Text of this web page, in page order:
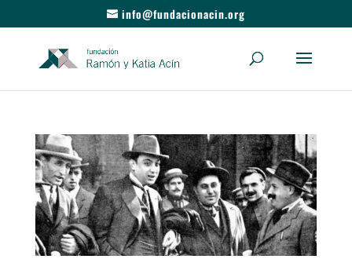
info@fundacionacin.org